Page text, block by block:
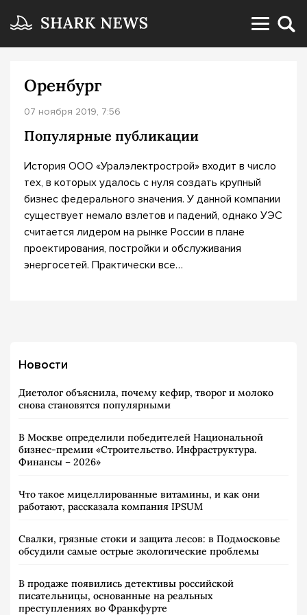
Оренбург
07 ноября 2019, 7:56
Популярные публикации
История ООО «Уралэлектрострой» входит в число
тех, в которых удалось с нуля создать крупный
бизнес федерального значения. У данной компании
существует немало взлетов и падений, однако УЭС
считается лидером на рынке России в плане
проектирования, постройки и обслуживания
энергосетей. Практически все…
Новости
Диетолог объяснила, почему кефир, творог и молоко
снова становятся популярными
В Москве определили победителей Национальной
бизнес-премии «Строительство. Инфраструктура.
Финансы – 2026»
Что такое мицеллированные витамины, и как они
работают, рассказала компания IPSUM
Свалки, грязные стоки и защита лесов: в Подмосковье
обсудили самые острые экологические проблемы
В продаже появились детективы российской
писательницы, основанные на реальных
преступлениях во Франкфурте